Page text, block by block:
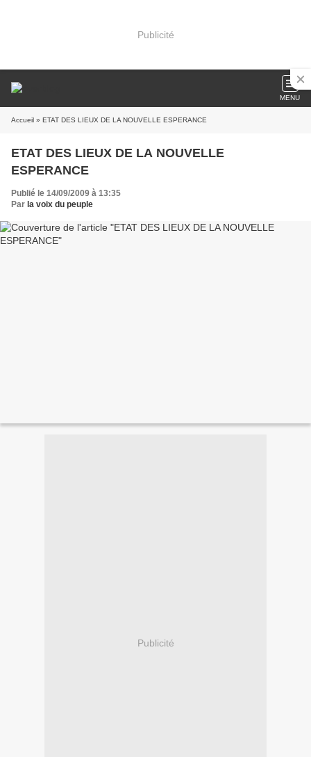
Publicité
MENU
Accueil » ETAT DES LIEUX DE LA NOUVELLE ESPERANCE
ETAT DES LIEUX DE LA NOUVELLE
ESPERANCE
Publié le 14/09/2009 à 13:35
Par la voix du peuple
Publicité